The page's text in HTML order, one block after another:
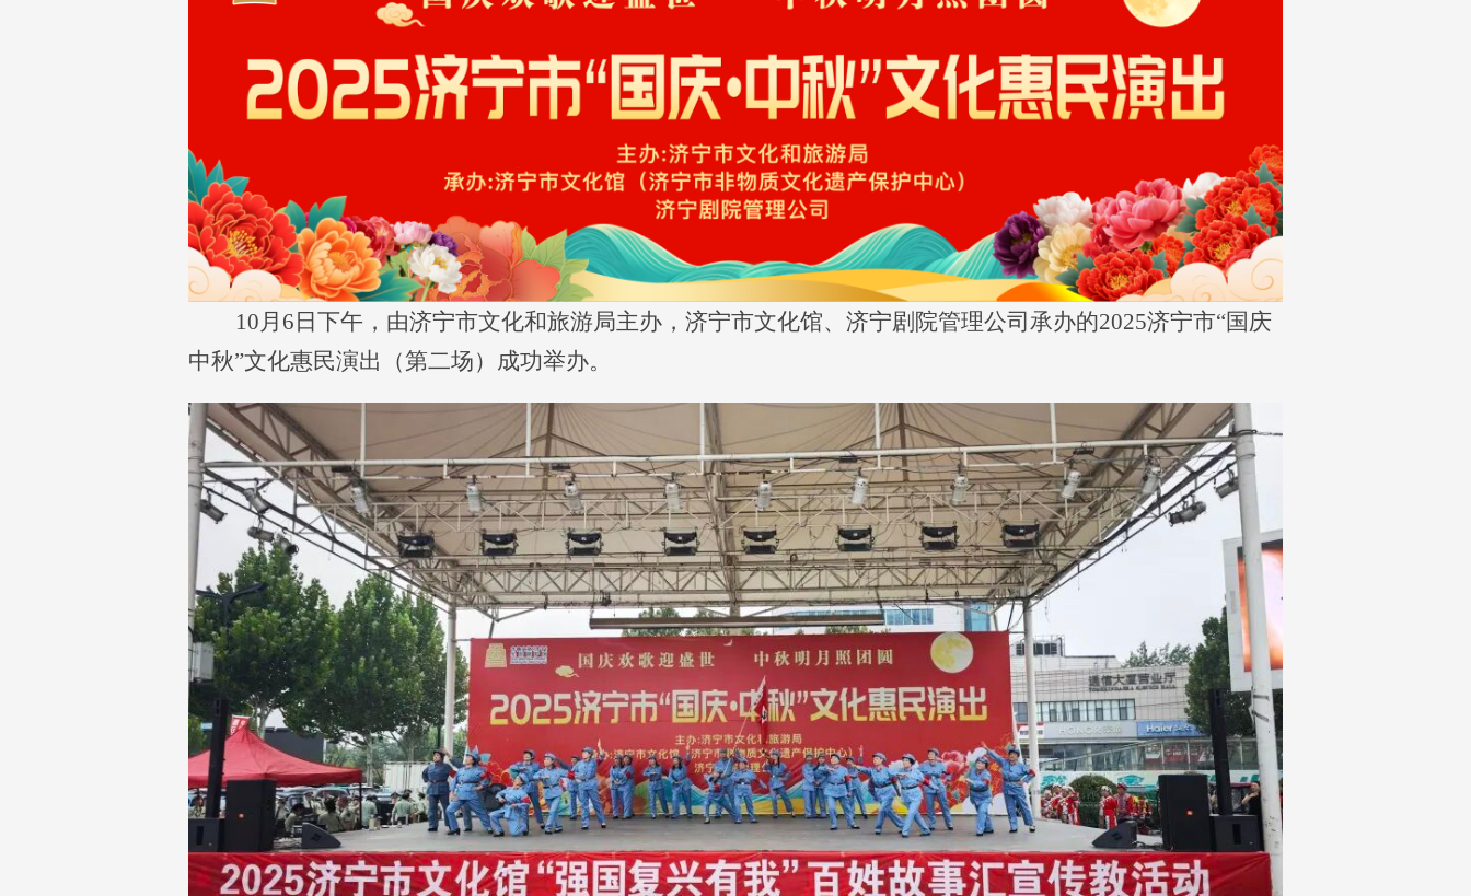
10月6日下午，由济宁市文化和旅游局主办，济宁市文化馆、济宁剧院管理公司承办的2025济宁市“国庆
中秋”文化惠民演出（第二场）成功举办。